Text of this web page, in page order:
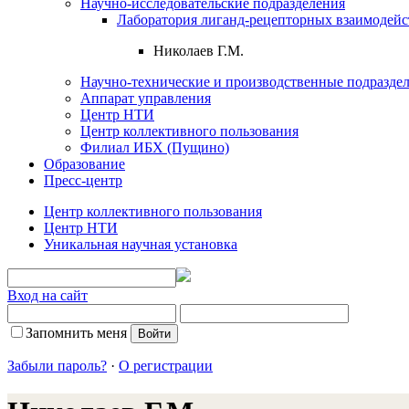
Лаборатория лиганд-рецепторных
Николаев Г.М.
Научно-технические и производственные
Аппарат управления
Центр НТИ
Центр коллективного пользования
Филиал ИБХ (Пущино)
Образование
Пресс-центр
Центр коллективного пользования
Центр НТИ
Уникальная научная установка
Вход на сайт
Запомнить меня
Забыли пароль? · О регистрации